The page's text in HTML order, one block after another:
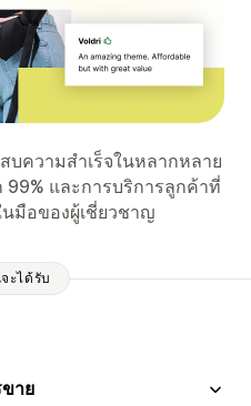
บความสำเร็จในหลากหลาย
99% และการบริการลูกค้าที่
นมือของผู้เชี่ยวชาญ
ะได้รับ
าย